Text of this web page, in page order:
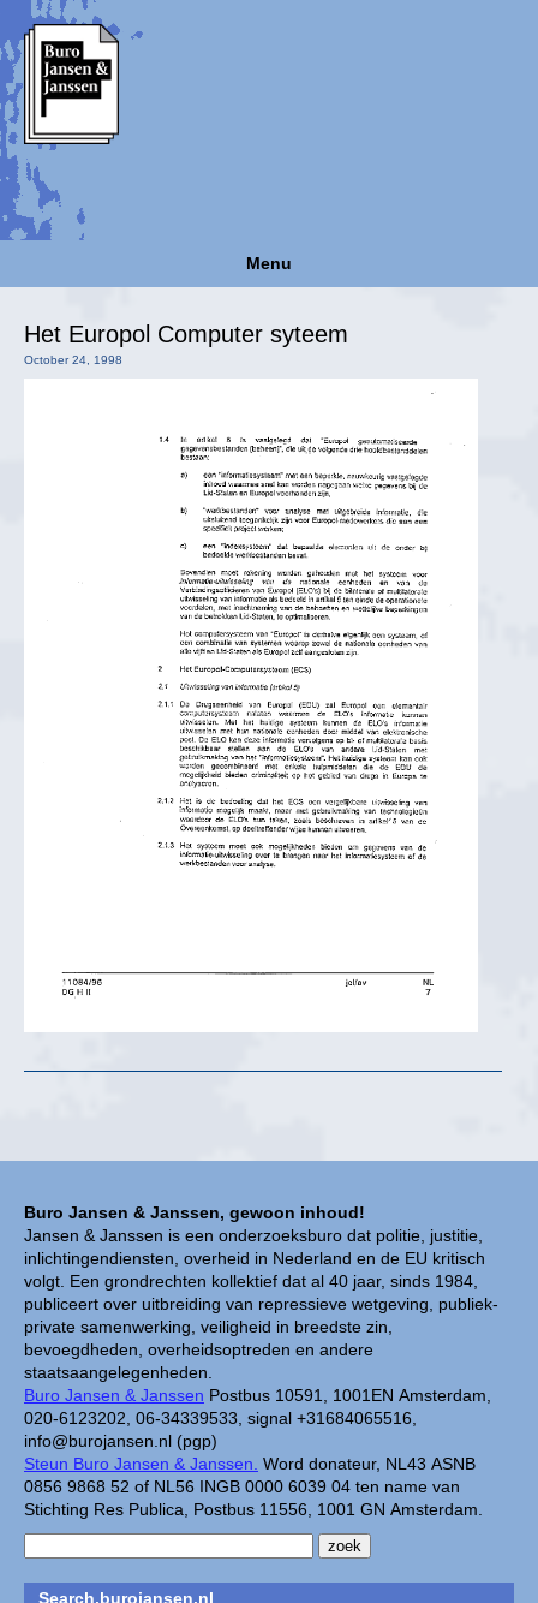
Menu
Buro Jansen & Janssen, gewoon inhoud!
Jansen & Janssen is een onderzoeksburo dat politie, justitie,
inlichtingendiensten, overheid in Nederland en de EU kritisch
volgt. Een grondrechten kollektief dat al 40 jaar, sinds 1984,
publiceert over uitbreiding van repressieve wetgeving, publiek-
private samenwerking, veiligheid in breedste zin,
bevoegdheden, overheidsoptreden en andere
staatsaangelegenheden.
Buro Jansen & Janssen Postbus 10591, 1001EN Amsterdam,
020-6123202, 06-34339533, signal +31684065516,
info@burojansen.nl (pgp)
Steun Buro Jansen & Janssen. Word donateur, NL43 ASNB
0856 9868 52 of NL56 INGB 0000 6039 04 ten name van
Stichting Res Publica, Postbus 11556, 1001 GN Amsterdam.
Search.burojansen.nl
Het Europol Computer syteem
October 24, 1998